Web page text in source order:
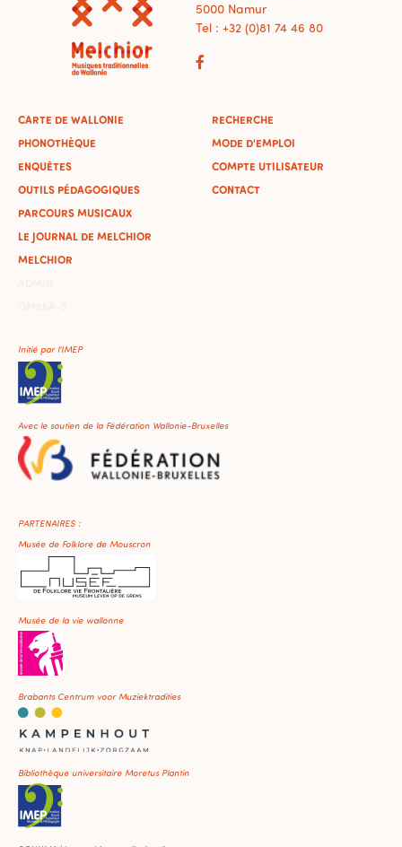
5000 Namur
Tel : +32 (0)81 74 46 80
CARTE DE WALLONIE
PHONOTHÈQUE
ENQUÊTES
OUTILS PÉDAGOGIQUES
PARCOURS MUSICAUX
LE JOURNAL DE MELCHIOR
MELCHIOR
RECHERCHE
MODE D'EMPLOI
COMPTE UTILISATEUR
CONTACT
Initié par l'IMEP
Avec le soutien de la Fédération Wallonie-Bruxelles
PARTENAIRES :
Musée de Folklore de Mouscron
Musée de la vie wallonne
Brabants Centrum voor Muziektradities
Bibliothèque universitaire Moretus Plantin